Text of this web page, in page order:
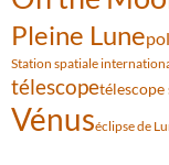
Pleine Lune
Station spatiale
télescope
Vénuséclipse de